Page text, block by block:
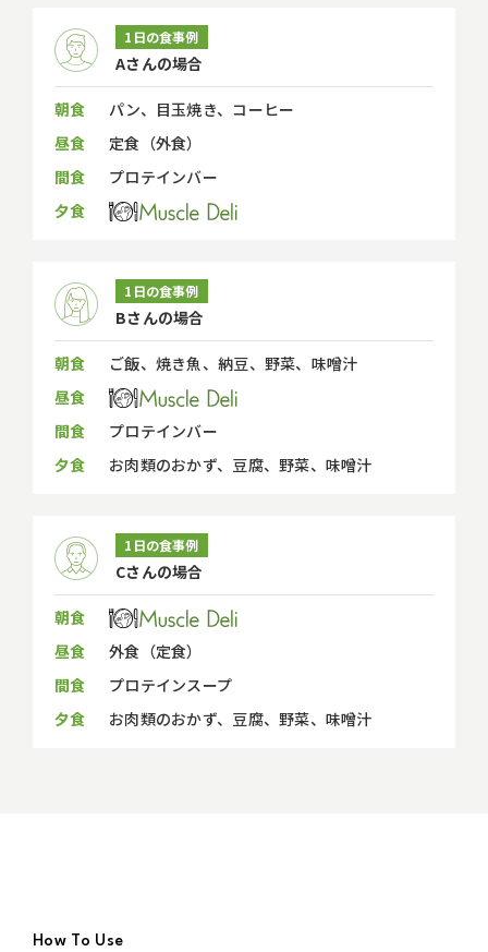
1日の食事例
Aさんの場合
朝食
パン、目玉焼き、コーヒー
昼食
定食（外食）
間食
プロテインバー
夕食
1日の食事例
Bさんの場合
朝食
ご飯、焼き魚、納豆、野菜、味噌汁
昼食
間食
プロテインバー
夕食
お肉類のおかず、豆腐、野菜、味噌汁
1日の食事例
Cさんの場合
朝食
昼食
外食（定食）
間食
プロテインスープ
夕食
お肉類のおかず、豆腐、野菜、味噌汁
How To Use